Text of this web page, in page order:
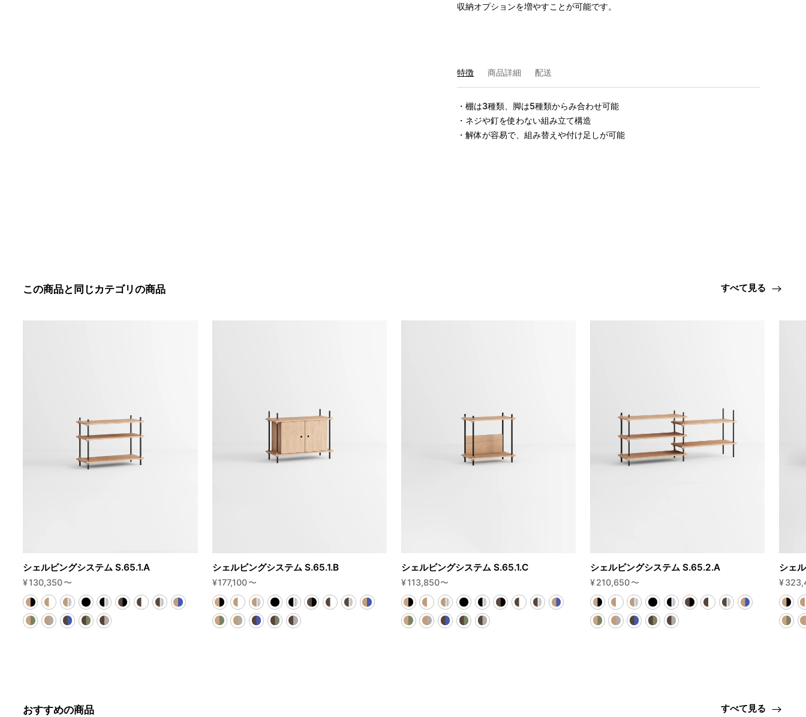
収納オプションを増やすことが可能です。
特徴 商品詳細 配送
・棚は3種類、脚は5種類からみ合わせ可能
・ネジや釘を使わない組み立て構造
・解体が容易で、組み替えや付け足しが可能
この商品と同じカテゴリの商品 すべて見る
シェルビングシステム S.65.1.A
¥130,350〜
シェルビングシステム S.65.1.B
¥177,100〜
シェルビングシステム S.65.1.C
¥113,850〜
シェルビングシステム S.65.2.A
¥210,650〜
シェ
¥
おすすめの商品 すべて見る